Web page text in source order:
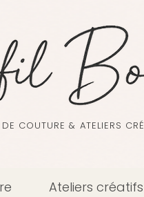
COUTURE & ATELIERS
Ateliers créatifs